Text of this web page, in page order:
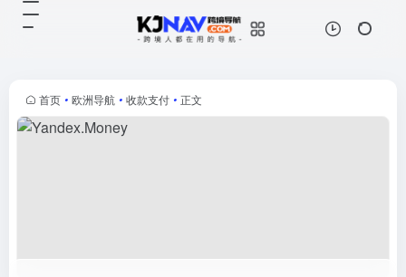
首页 • 欧洲导航 • 收款支付 • 正文
等国际主流货币之间的电子支付、转
账和汇款服务。